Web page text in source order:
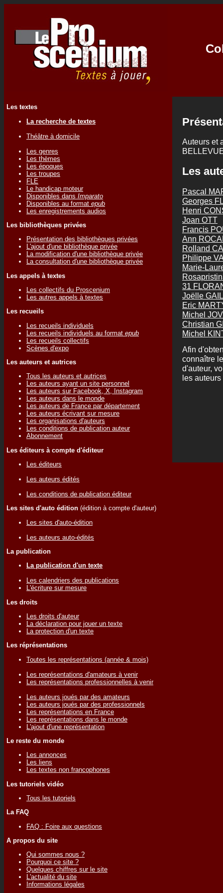
Les textes
La recherche de textes
Théâtre à domicile
Les genres
Les thèmes
Les époques
Les troupes
FLE
Le handicap moteur
Disponibles dans Imparato
Disponibles au format epub
Les enregistrements audios
Les bibliothèques privées
Présentation des bibliothèques privées
L'ajout d'une bibliothèque privée
La modification d'une bibliothèque privée
La consultation d'une bibliothèque privée
Les appels à textes
Les collectifs du Proscenium
Les autres appels à textes
Les recueils
Les recueils individuels
Les recueils individuels au format epub
Les recueils collectifs
Scènes d'expo
Les auteurs et autrices
Tous les auteurs et autrices
Les auteurs ayant un site personnel
Les auteurs sur Facebook, X, Instagram
Les auteurs dans le monde
Les auteurs de France par département
Les auteurs écrivant sur mesure
Les organisations d'auteurs
Les conditions de publication auteur
Abonnement
Les éditeurs à compte d'éditeur
Les éditeurs
Les auteurs édités
Les conditions de publication éditeur
Les sites d'auto édition (édition à compte d'auteur)
Les sites d'auto-édition
Les auteurs auto-édités
La publication
La publication d'un texte
Les calendriers des publications
L'écriture sur mesure
Les droits
Les droits d'auteur
La déclaration pour jouer un texte
La protection d'un texte
Les réprésentations
Toutes les représentations (année & mois)
Les représentations d'amateurs à venir
Les représentations professionnelles à venir
Les auteurs joués par des amateurs
Les auteurs joués par des professionnels
Les représentations en France
Les représentations dans le monde
L'ajout d'une représentation
Le reste du monde
Les annonces
Les liens
Les textes non francophones
Les tutoriels vidéo
Tous les tutoriels
La FAQ
FAQ : Foire aux questions
A propos du site
Qui sommes nous ?
Pourquoi ce site ?
Quelques chiffres sur le site
L'actualité du site
Informations légales
Auteurs et
Les
Pascal
Georges
Henri
Joan OTT
Francis
Ann
Rolland
Philippe
Marie-
31
Joëlle
Eric
Michel
Christian
Michel
Afin
connaître
d'auteur,
les